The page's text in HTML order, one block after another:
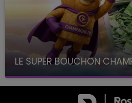
LE SUPER BOUCHON
avec La Famille Champagne